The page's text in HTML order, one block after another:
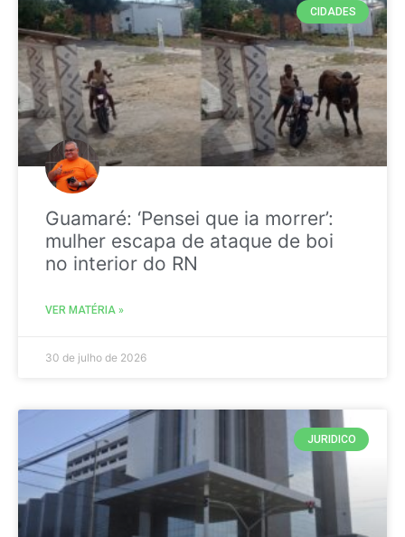
CIDADES
Guamaré: ‘Pensei que ia morrer’:
mulher escapa de ataque de boi
no interior do RN
VER MATÉRIA »
30 de julho de 2026
JURIDICO